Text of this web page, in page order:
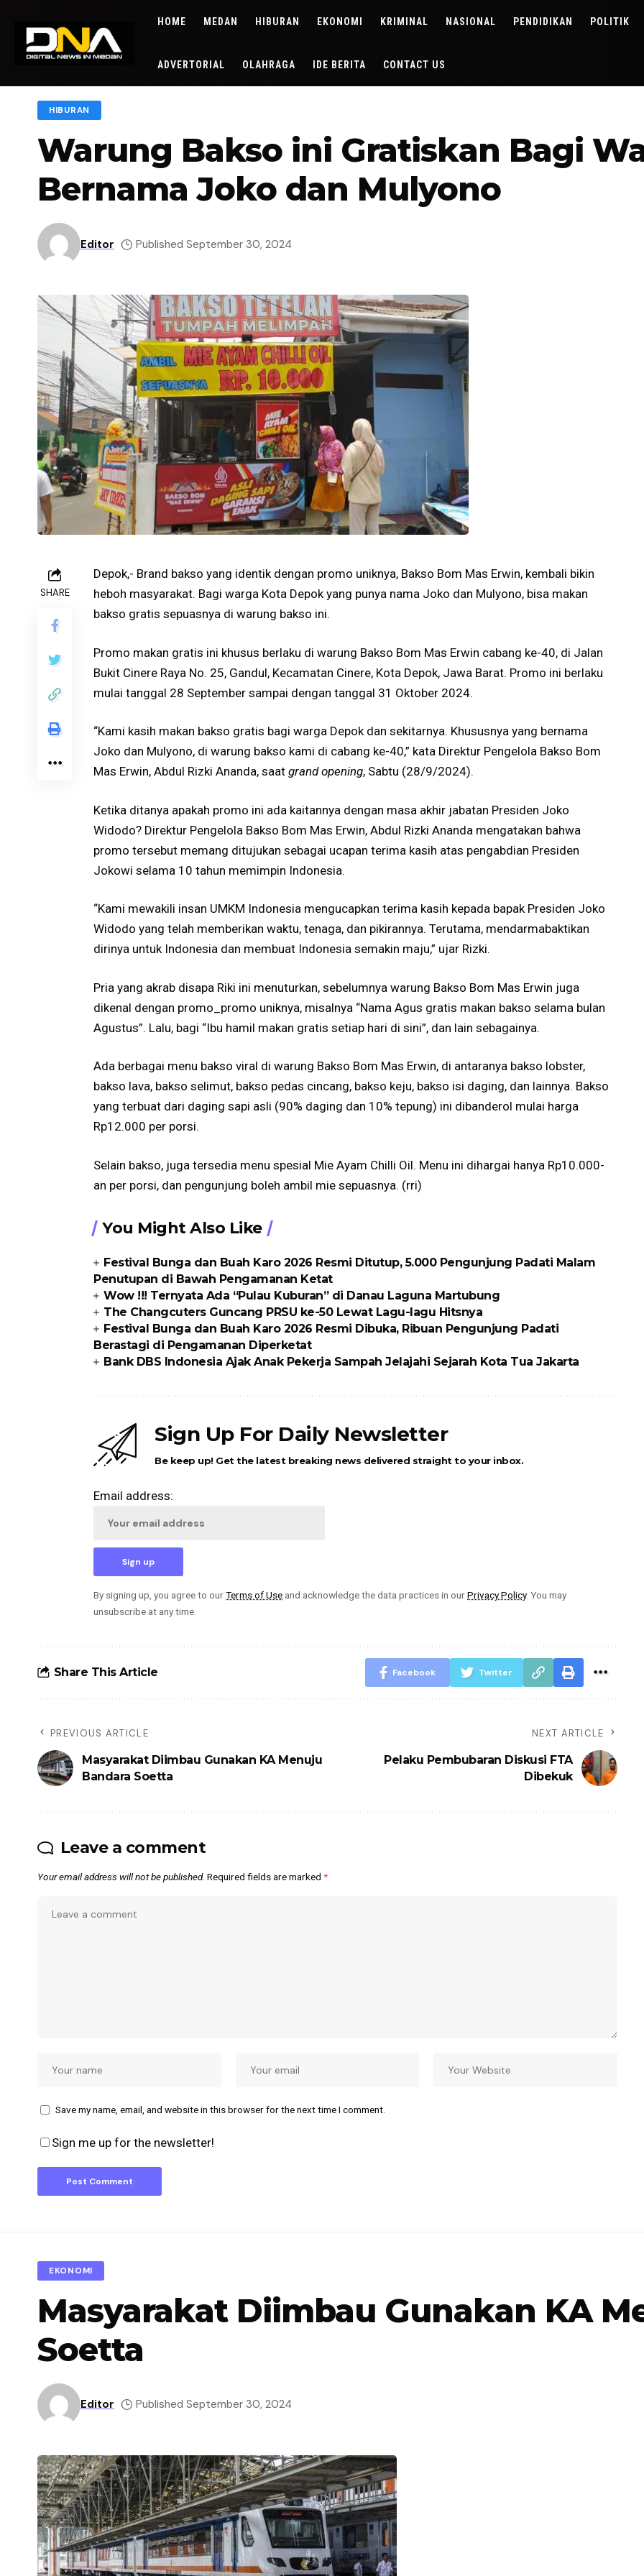
HOME MEDAN HIBURAN EKONOMI KRIMINAL NASIONAL PENDIDIKAN POLITIK
ADVERTORIAL OLAHRAGA IDE BERITA CONTACT US
HIBURAN
Warung Bakso ini Gratiskan Bagi
Bernama Joko dan Mulyono
Editor Published September 30, 2024
SHARE
Depok,- Brand bakso yang identik dengan promo uniknya, Bakso Bom Mas Erwin, kembali bikin
heboh masyarakat. Bagi warga Kota Depok yang punya nama Joko dan Mulyono, bisa makan
bakso gratis sepuasnya di warung bakso ini.
Promo makan gratis ini khusus berlaku di warung Bakso Bom Mas Erwin cabang ke-40, di Jalan
Bukit Cinere Raya No. 25, Gandul, Kecamatan Cinere, Kota Depok, Jawa Barat. Promo ini berlaku
mulai tanggal 28 September sampai dengan tanggal 31 Oktober 2024.
“Kami kasih makan bakso gratis bagi warga Depok dan sekitarnya. Khususnya yang bernama
Joko dan Mulyono, di warung bakso kami di cabang ke-40,” kata Direktur Pengelola Bakso Bom
Mas Erwin, Abdul Rizki Ananda, saat grand opening, Sabtu (28/9/2024).
Ketika ditanya apakah promo ini ada kaitannya dengan masa akhir jabatan Presiden Joko
Widodo? Direktur Pengelola Bakso Bom Mas Erwin, Abdul Rizki Ananda mengatakan bahwa
promo tersebut memang ditujukan sebagai ucapan terima kasih atas pengabdian Presiden
Jokowi selama 10 tahun memimpin Indonesia.
“Kami mewakili insan UMKM Indonesia mengucapkan terima kasih kepada bapak Presiden Joko
Widodo yang telah memberikan waktu, tenaga, dan pikirannya. Terutama, mendarmabaktikan
dirinya untuk Indonesia dan membuat Indonesia semakin maju,” ujar Rizki.
Pria yang akrab disapa Riki ini menuturkan, sebelumnya warung Bakso Bom Mas Erwin juga
dikenal dengan promo_promo uniknya, misalnya “Nama Agus gratis makan bakso selama bulan
Agustus”. Lalu, bagi “Ibu hamil makan gratis setiap hari di sini”, dan lain sebagainya.
Ada berbagai menu bakso viral di warung Bakso Bom Mas Erwin, di antaranya bakso lobster,
bakso lava, bakso selimut, bakso pedas cincang, bakso keju, bakso isi daging, dan lainnya. Bakso
yang terbuat dari daging sapi asli (90% daging dan 10% tepung) ini dibanderol mulai harga
Rp12.000 per porsi.
Selain bakso, juga tersedia menu spesial Mie Ayam Chilli Oil. Menu ini dihargai hanya Rp10.000-
an per porsi, dan pengunjung boleh ambil mie sepuasnya. (rri)
You Might Also Like
Festival Bunga dan Buah Karo 2026 Resmi Ditutup, 5.000 Pengunjung Padati Malam
Penutupan di Bawah Pengamanan Ketat
Wow !!! Ternyata Ada “Pulau Kuburan” di Danau Laguna Martubung
The Changcuters Guncang PRSU ke-50 Lewat Lagu-lagu Hitsnya
Festival Bunga dan Buah Karo 2026 Resmi Dibuka, Ribuan Pengunjung Padati
Berastagi di Pengamanan Diperketat
Bank DBS Indonesia Ajak Anak Pekerja Sampah Jelajahi Sejarah Kota Tua Jakarta
Sign Up For Daily Newsletter
Be keep up! Get the latest breaking news delivered straight to your inbox.
Email address:
By signing up, you agree to ourTerms of Use and acknowledge the data practices in ourPrivacy Policy. You may
unsubscribe at any time.
Share This Article Facebook Twitter
PREVIOUS ARTICLE
Masyarakat Diimbau Gunakan KA Menuju
Bandara Soetta
NEXT ARTICLE
Pelaku Pembubaran Diskusi FTA
Dibekuk
Leave a comment
Your email address will not be published. Required fields are marked *
Save my name, email, and website in this browser for the next time I comment.
Sign me up for the newsletter!
EKONOMI
Masyarakat Diimbau Gunakan KA
Soetta
Editor Published September 30, 2024